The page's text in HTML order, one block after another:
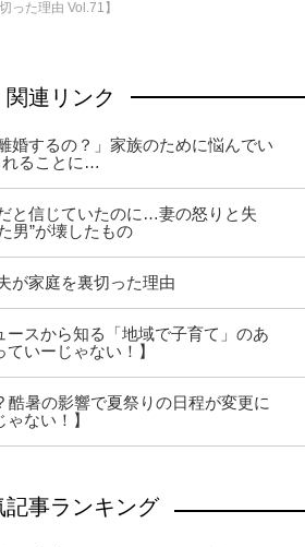
った理由 Vol.71】
関連リンク
婚するの？」家族のために悩んでい
れることに…
と信じていたのに…妻の怒りと失
男”が壊したもの
が家庭を裏切った理由
ースから知る「地域で子育て」のあ
いーじゃない！】
酷暑の影響で夏祭りの日程が変更に
ない！】
記事ランキング